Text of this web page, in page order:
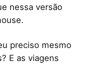
nessa versão
preciso mesmo
E as viagens